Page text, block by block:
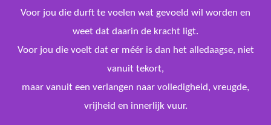
Voor jou die durft te voelen wat gevoeld wil worden en
weet dat daarin de kracht ligt.
Voor jou die voelt dat er méér is dan het alledaagse, niet
vanuit tekort,
maar vanuit een verlangen naar volledigheid, vreugde,
vrijheid en innerlijk vuur.